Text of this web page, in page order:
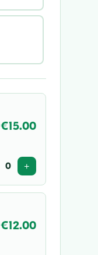
€15.00
0 +
€12.00